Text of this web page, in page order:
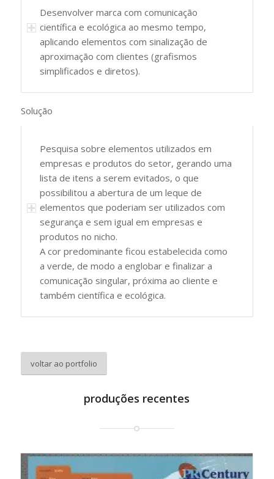
Desenvolver marca com comunicação
científica e ecológica ao mesmo tempo,
aplicando elementos com sinalização de
aproximação com clientes (grafismos
simplificados e diretos).
Solução
Pesquisa sobre elementos utilizados em
empresas e produtos do setor, gerando uma
lista de itens a serem evitados, o que
possibilitou a abertura de um leque de
elementos que poderiam ser utilizados com
segurança e sem igual em empresas e
produtos no nicho.
A cor predominante ficou estabelecida como
a verde, de modo a englobar e finalizar a
comunicação singular, próxima ao cliente e
também científica e ecológica.
voltar ao portfolio
produções recentes